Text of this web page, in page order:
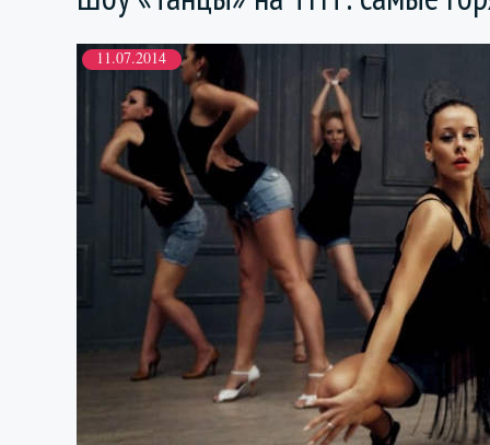
11.07.2014